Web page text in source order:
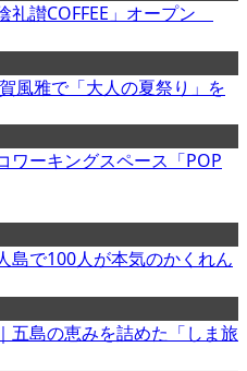
礼讃COFFEE」オープン
風雅で「大人の夏祭り」を
ワーキングスペース「POP
島で100人が本気のかくれん
五島の恵みを詰めた「しま旅